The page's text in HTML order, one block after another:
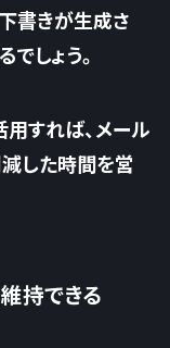
書きが生成さ
でしょう。
すれば、メール
した時間を営
持できる